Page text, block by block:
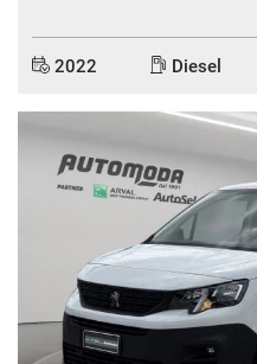
2022 Diesel
Cookie delle
Cookie per il
Cookie analitici